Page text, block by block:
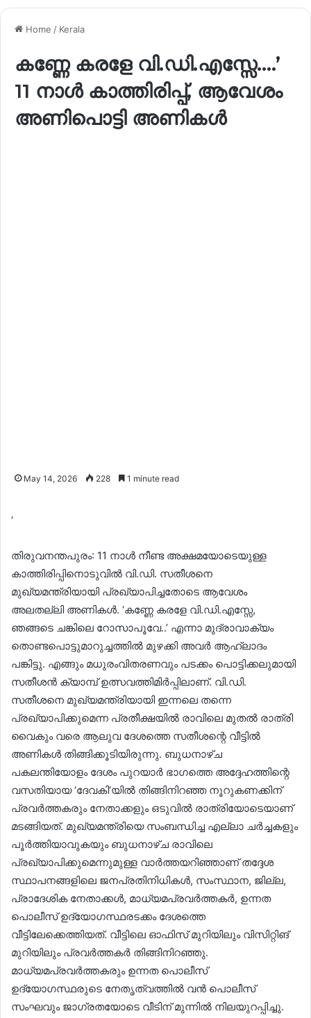
Home / Kerala
കണ്ണേ കരളേ വി.ഡി.എസ്സേ….’
11 നാൾ കാത്തിരിപ്പ്, ആവേശം
അണിപൊട്ടി അണികൾ
May 14, 2026 228 1 minute read
‘
തിരുവനന്തപുരം: 11 നാൾ നീണ്ട അക്ഷമയോടെയുള്ള
കാത്തിരിപ്പിനൊടുവിൽ വി.ഡി. സതീശനെ
മുഖ്യമന്ത്രിയായി പ്രഖ്യാപിച്ചതോടെ ആവേശം
അലതല്ലി അണികൾ. ‘കണ്ണേ കരളേ വി.ഡി.എ​സ്സേ,
ഞങ്ങടെ ചങ്കി​ലെ റോസാപൂവേ..’ എന്നാ മുദ്രാവാക്യം
തൊണ്ടപൊട്ടുമാറുച്ചത്തിൽ മുഴക്കി അവർ ആഹ്ലാദം
പങ്കിട്ടു. എങ്ങും മധുരംവിതരണവും പടക്കം പൊട്ടിക്കലുമായി
സതീശൻ ക്യാമ്പ് ഉത്സവത്തിമിർപ്പിലാണ്. വി.ഡി.
സതീശനെ മുഖ്യമന്ത്രിയായി ഇന്നലെ തന്നെ
പ്രഖ്യാപിക്കുമെന്ന പ്രതീക്ഷയിൽ രാവിലെ മുതൽ രാത്രി​
വൈകും വരെ ആലുവ ദേശത്തെ സതീശന്റെ വീട്ടിൽ
അണികൾ തിങ്ങിക്കൂടിയിരുന്നു. ബുധനാഴ്ച
പകലന്തിയോളം ദേശം പുറയാർ ഭാഗത്തെ അദ്ദേഹത്തിന്റെ
വസതിയായ ‘ദേവകി’യിൽ തിങ്ങിനിറഞ്ഞ നൂറുകണക്കിന്
പ്രവർത്തകരും നേതാക്കളും ഒടുവിൽ രാത്രിയോടെയാണ്
മടങ്ങിയത്. മുഖ്യമന്ത്രിയെ സംബന്ധിച്ച എല്ലാ ചർച്ചകളും
പൂർത്തിയാവുകയും ബുധനാഴ്ച രാവിലെ
പ്രഖ്യാപിക്കുമെന്നുമുള്ള വാർത്തയറിഞ്ഞാണ് തദ്ദേശ
സ്ഥാപനങ്ങളിലെ ജനപ്രതിനിധികൾ, സംസ്ഥാന, ജില്ല,
പ്രാദേശിക നേതാക്കൾ, മാധ്യമപ്രവർത്തകർ, ഉന്നത
പൊലീസ് ഉദ്യോഗസ്ഥരടക്കം ദേശത്തെ
വീട്ടിലേക്കെത്തിയത്. വീട്ടിലെ ഓഫിസ് മുറിയിലും വിസിറ്റിങ്
മുറിയിലും പ്രവർത്തകർ തിങ്ങിനിറഞ്ഞു.
മാധ്യമപ്രവർത്തകരും ഉന്നത പൊലീസ്
ഉദ്യോഗസ്ഥരുടെ നേതൃത്വത്തിൽ വൻ പൊലീസ്
സംഘവും ജാഗ്രതയോടെ വീടിന് മുന്നിൽ നിലയുറപ്പിച്ചു.